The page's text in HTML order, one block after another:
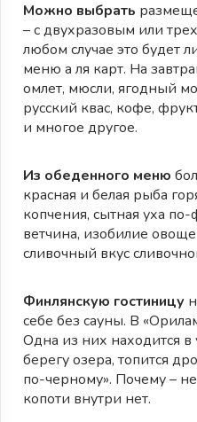
Можно выбрать
– с двухразовым или
любом случае это будет
меню а ля карт. На
омлет, мюсли, ягодный
русский квас, кофе,
и многое другое.
Из обеденного меню
красная и белая рыба
копчения, сытная уха
ветчина, изобилие
сливочный вкус
Финлянскую гостиницу
себе без сауны. В
Одна из них находится
берегу озера, топится
по-черному». Почему –
копоти внутри нет.